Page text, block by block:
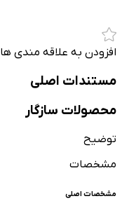
افزودن به علاقه مندی ها
مستندات اصلی
محصولات سازگار
توضیح
مشخصات
مشخصات اصلی